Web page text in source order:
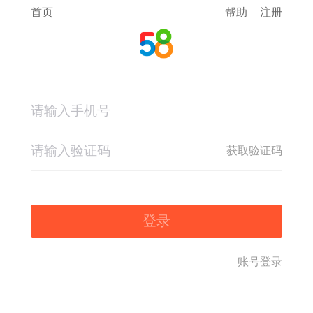
首页 帮助 注册
获取验证码
登录
账号登录